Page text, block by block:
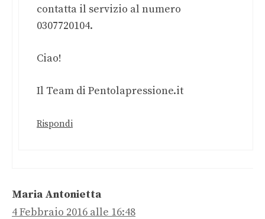
contatta il servizio al numero
0307720104.
Ciao!
Il Team di Pentolapressione.it
Rispondi
Maria Antonietta
4 Febbraio 2016 alle 16:48